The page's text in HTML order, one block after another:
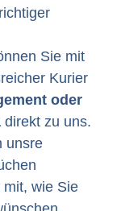
Sie mit
Kurier
oder
direkt zu uns.
unsre
mit, wie Sie